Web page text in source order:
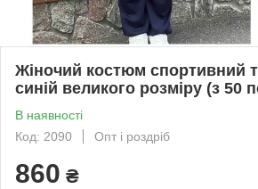
Жіночий костюм спортивний
синій великого розміру (з 50
В наявності
Код: 2090
Опт і роздріб
860 ₴